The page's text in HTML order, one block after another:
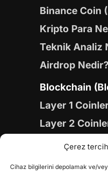
Çerez
Cihaz bilgilerini depolamak ve/
Binance Coin
Kripto Para
Teknik Analiz
Airdrop Nedir?
Blockchain
Layer 1
Layer 2
Yapay Zeka